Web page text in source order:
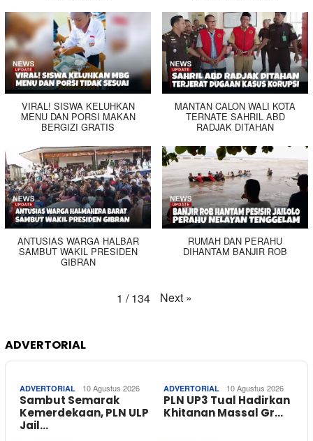
VIRAL! SISWA KELUHKAN
MENU DAN PORSI MAKAN
BERGIZI GRATIS
MANTAN CALON WALI KOTA
TERNATE SAHRIL ABD
RADJAK DITAHAN
ANTUSIAS WARGA HALBAR
SAMBUT WAKIL PRESIDEN
GIBRAN
RUMAH DAN PERAHU
DIHANTAM BANJIR ROB
1 / 134 Next »
ADVERTORIAL
ADVERTORIAL 10 Agustus 2026
Sambut Semarak
Kemerdekaan, PLN ULP
Jail…
ADVERTORIAL 10 Agustus 2026
PLN UP3 Tual Hadirkan
Khitanan Massal Gr…